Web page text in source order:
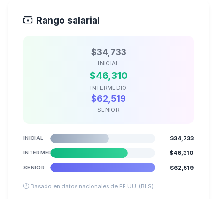
Rango salarial
$34,733
INICIAL
$46,310
INTERMEDIO
$62,519
SENIOR
INICIAL $34,733
INTERMEDIO $46,310
SENIOR $62,519
Basado en datos nacionales de EE.UU. (BLS)